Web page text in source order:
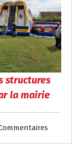
structures
la mairie